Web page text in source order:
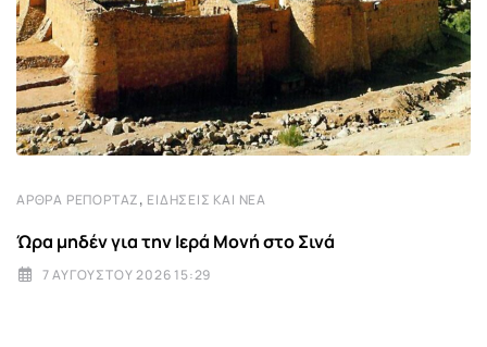
ΆΡΘΡΑ ΡΕΠΟΡΤΆΖ, ΕΙΔΉΣΕΙΣ ΚΑΙ ΝΈΑ
Ώρα μηδέν για την Ιερά Μονή στο Σινά
7 ΑΥΓΟΎΣΤΟΥ 2026 15:29